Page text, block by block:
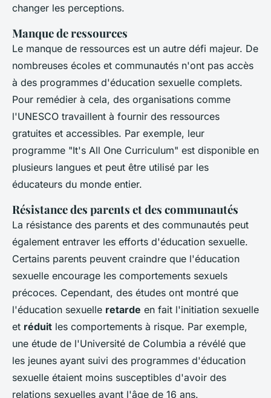
changer les perceptions.
Manque de ressources
Le manque de ressources est un autre défi majeur. De
nombreuses écoles et communautés n'ont pas accès
à des programmes d'éducation sexuelle complets.
Pour remédier à cela, des organisations comme
l'UNESCO travaillent à fournir des ressources
gratuites et accessibles. Par exemple, leur
programme "It's All One Curriculum" est disponible en
plusieurs langues et peut être utilisé par les
éducateurs du monde entier.
Résistance des parents et des communautés
La résistance des parents et des communautés peut
également entraver les efforts d'éducation sexuelle.
Certains parents peuvent craindre que l'éducation
sexuelle encourage les comportements sexuels
précoces. Cependant, des études ont montré que
l'éducation sexuelle retarde en fait l'initiation sexuelle
et réduit les comportements à risque. Par exemple,
une étude de l'Université de Columbia a révélé que
les jeunes ayant suivi des programmes d'éducation
sexuelle étaient moins susceptibles d'avoir des
relations sexuelles avant l'âge de 16 ans.